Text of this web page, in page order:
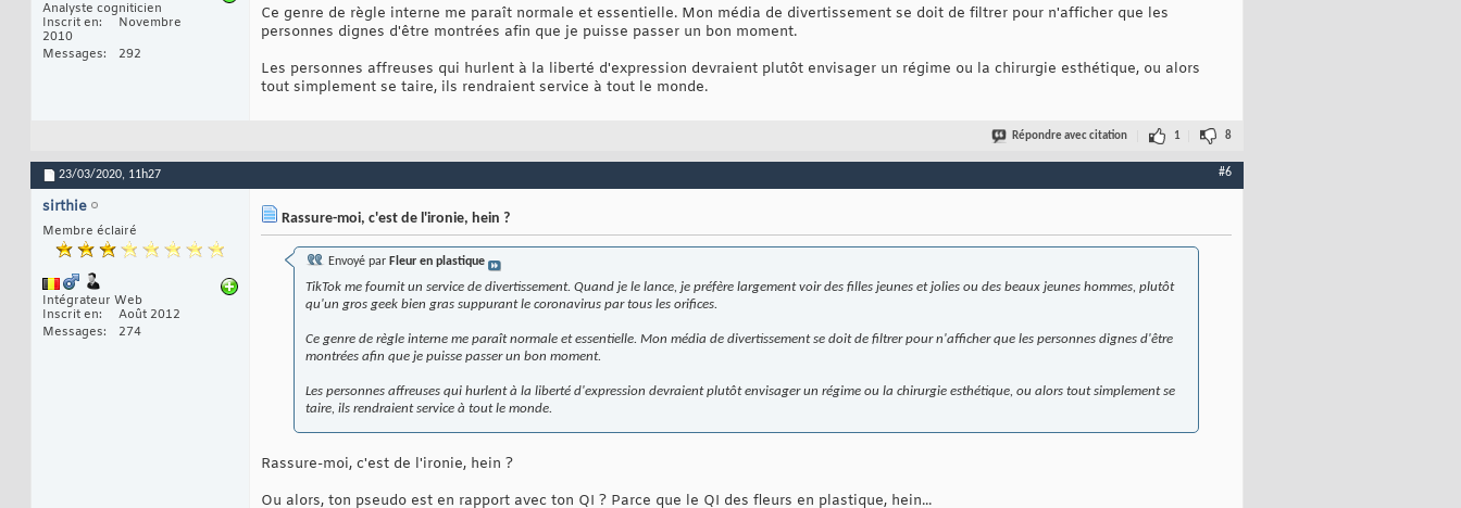
Analyste cogniticien
Inscrit en
Novembre
2010
Messages
292
Ce genre de règle interne me paraît normale et essentielle. Mon média de divertissement se doit de filtrer pour n'afficher que les
personnes dignes d'être montrées afin que je puisse passer un bon moment.
Les personnes affreuses qui hurlent à la liberté d'expression devraient plutôt envisager un régime ou la chirurgie esthétique, ou alors
tout simplement se taire, ils rendraient service à tout le monde.
Répondre avec citation 1 8
23/03/2020, 11h27 #6
sirthie
Membre éclairé
Intégrateur Web
Inscrit en
Août 2012
Messages
274
Rassure-moi, c'est de l'ironie, hein ?
Envoyé par Fleur en plastique
TikTok me fournit un service de divertissement. Quand je le lance, je préfère largement voir des filles jeunes et jolies ou des beaux jeunes hommes, plutôt
qu'un gros geek bien gras suppurant le coronavirus par tous les orifices.
Ce genre de règle interne me paraît normale et essentielle. Mon média de divertissement se doit de filtrer pour n'afficher que les personnes dignes d'être
montrées afin que je puisse passer un bon moment.
Les personnes affreuses qui hurlent à la liberté d'expression devraient plutôt envisager un régime ou la chirurgie esthétique, ou alors tout simplement se
taire, ils rendraient service à tout le monde.
Rassure-moi, c'est de l'ironie, hein ?
Ou alors, ton pseudo est en rapport avec ton QI ? Parce que le QI des fleurs en plastique, hein...